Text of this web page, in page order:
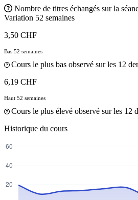
Nombre de titres échangés sur la
Variation 52 semaines
3,50 CHF
Bas 52 semaines
Cours le plus bas observé sur les 12
6,19 CHF
Haut 52 semaines
Cours le plus élevé observé sur les 12
Historique du cours